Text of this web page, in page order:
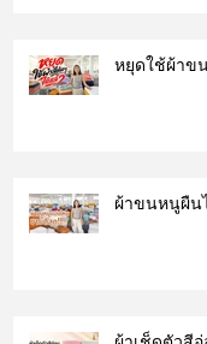
หยุดใช้ผ้าข
ผ้าขนหนูผืน